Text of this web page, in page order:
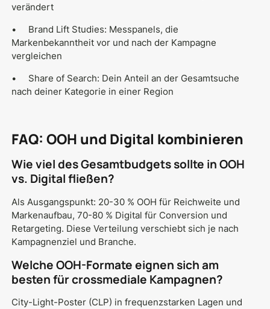
verändert
• Brand Lift Studies: Messpanels, die
Markenbekanntheit vor und nach der Kampagne
vergleichen
• Share of Search: Dein Anteil an der Gesamtsuche
nach deiner Kategorie in einer Region
FAQ: OOH und Digital kombinieren
Wie viel des Gesamtbudgets sollte in OOH
vs. Digital fließen?
Als Ausgangspunkt: 20-30 % OOH für Reichweite und
Markenaufbau, 70-80 % Digital für Conversion und
Retargeting. Diese Verteilung verschiebt sich je nach
Kampagnenziel und Branche.
Welche OOH-Formate eignen sich am
besten für crossmediale Kampagnen?
City-Light-Poster (CLP) in frequenzstarken Lagen und